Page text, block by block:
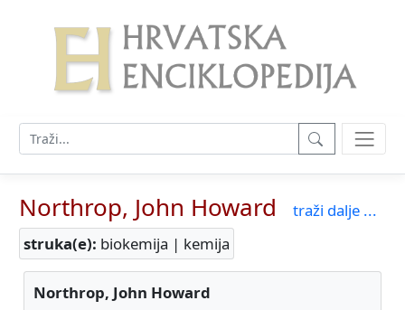
Northrop, John Howard
traži dalje ...
struka(e): biokemija | kemija
Northrop, John Howard